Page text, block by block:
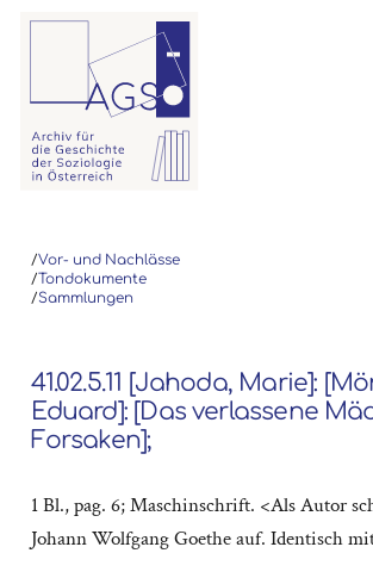
/Vor- und Nachlässe
/Tondokumente
/Sammlungen
41.02.5.11 [Jahoda, Marie]:
Eduard]: [Das verlassene
Forsaken];
1 Bl., pag. 6; Maschinschrift. <Als Autor
Johann Wolfgang Goethe auf. Identisch